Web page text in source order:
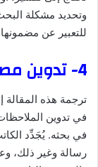
وتحديد مشكلة
للتعبير عن
4- تدوين مصادر المعلومات الأساسية
ترجمة هذه المقالة
في تدوين
في بحثه. يُجَدِّد
رسالة وغير ذلك،